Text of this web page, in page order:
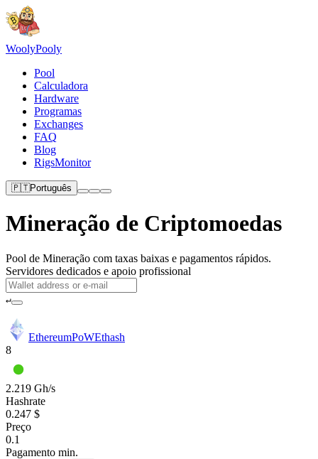
WoolyPooly
Pool
Calculadora
Hardware
Programas
Exchanges
FAQ
Blog
RigsMonitor
🇵🇹Português
Mineração de Criptomoedas
Pool de Mineração com taxas baixas e pagamentos rápidos.
Servidores dedicados e apoio profissional
↵
EthereumPoWEthash
8
2.219 Gh/s
Hashrate
0.247 $
Preço
0.1
Pagamento min.